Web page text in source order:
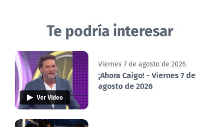
Te podría interesar
Ver Video
Viernes 7 de agosto de 2026
¡Ahora Caigo! - Viernes 7 de
agosto de 2026